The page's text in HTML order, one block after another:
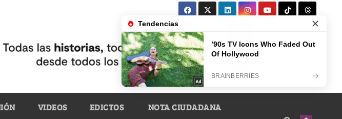
VIDEOS EDICTOS NOTA CIUDADANA